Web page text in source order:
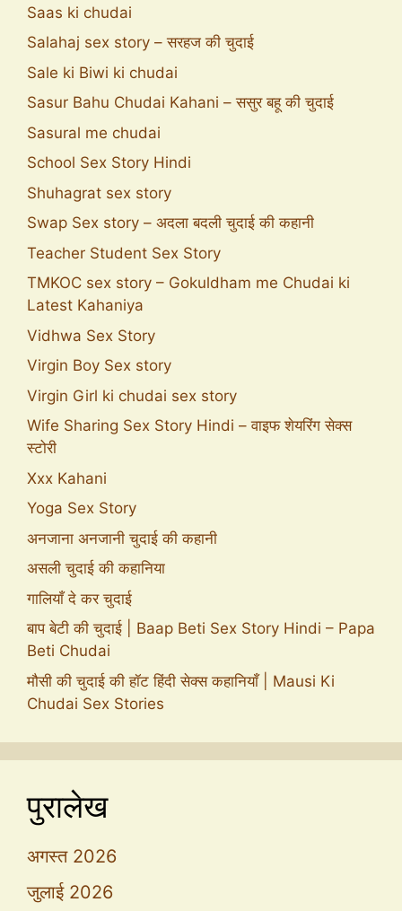
Saas ki chudai
Salahaj sex story – सरहज की चुदाई
Sale ki Biwi ki chudai
Sasur Bahu Chudai Kahani – ससुर बहू की चुदाई
Sasural me chudai
School Sex Story Hindi
Shuhagrat sex story
Swap Sex story – अदला बदली चुदाई की कहानी
Teacher Student Sex Story
TMKOC sex story – Gokuldham me Chudai ki
Latest Kahaniya
Vidhwa Sex Story
Virgin Boy Sex story
Virgin Girl ki chudai sex story
Wife Sharing Sex Story Hindi – वाइफ शेयरिंग सेक्स
स्टोरी
Xxx Kahani
Yoga Sex Story
अनजाना अनजानी चुदाई की कहानी
असली चुदाई की कहानिया
गालियाँ दे कर चुदाई
बाप बेटी की चुदाई | Baap Beti Sex Story Hindi – Papa
Beti Chudai
मौसी की चुदाई की हॉट हिंदी सेक्स कहानियाँ | Mausi Ki
Chudai Sex Stories
पुरालेख
अगस्त 2026
जुलाई 2026